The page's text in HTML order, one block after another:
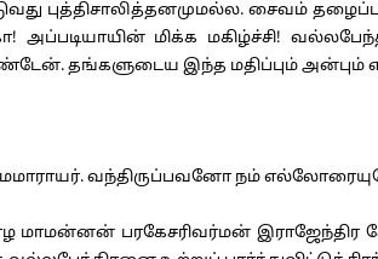
சைவம்
அப்படியாயின் மிக்க மகிழ்ச்சி!
தங்களுடைய இந்த மதிப்பும் அன்பும்
வந்திருப்பவனோ நம்
பரகேசரிவர்மன் இராஜேந்திர